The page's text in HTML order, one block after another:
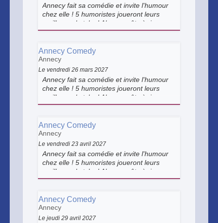
Annecy fait sa comédie et invite l'humour
chez elle ! 5 humoristes joueront leurs
meilleurs sketchs ! Alors... prêts à rire un
bon coup ?
Annecy Comedy
Annecy
Le vendredi 26 mars 2027
Annecy fait sa comédie et invite l'humour
chez elle ! 5 humoristes joueront leurs
meilleurs sketchs ! Alors... prêts à rire un
bon coup ?
Annecy Comedy
Annecy
Le vendredi 23 avril 2027
Annecy fait sa comédie et invite l'humour
chez elle ! 5 humoristes joueront leurs
meilleurs sketchs ! Alors... prêts à rire un
bon coup ?
Annecy Comedy
Annecy
Le jeudi 29 avril 2027